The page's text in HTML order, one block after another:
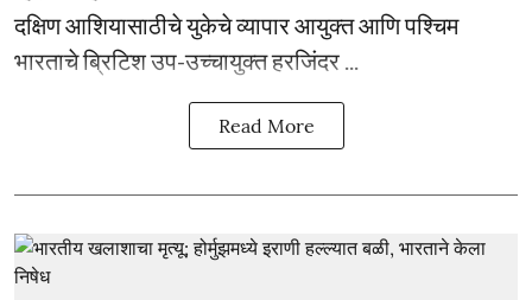
दक्षिण आशियासाठीचे युकेचे व्यापार आयुक्त आणि पश्चिम
भारताचे ब्रिटिश उप-उच्चायुक्त हरजिंदर ...
Read More